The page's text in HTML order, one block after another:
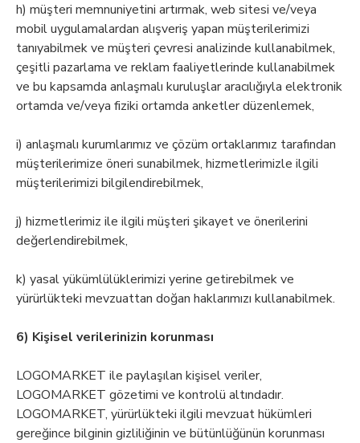
h) müşteri memnuniyetini artırmak, web sitesi ve/veya
mobil uygulamalardan alışveriş yapan müşterilerimizi
tanıyabilmek ve müşteri çevresi analizinde kullanabilmek,
çeşitli pazarlama ve reklam faaliyetlerinde kullanabilmek
ve bu kapsamda anlaşmalı kuruluşlar aracılığıyla elektronik
ortamda ve/veya fiziki ortamda anketler düzenlemek,
i) anlaşmalı kurumlarımız ve çözüm ortaklarımız tarafından
müşterilerimize öneri sunabilmek, hizmetlerimizle ilgili
müşterilerimizi bilgilendirebilmek,
j) hizmetlerimiz ile ilgili müşteri şikayet ve önerilerini
değerlendirebilmek,
k) yasal yükümlülüklerimizi yerine getirebilmek ve
yürürlükteki mevzuattan doğan haklarımızı kullanabilmek.
6) Kişisel verilerinizin korunması
LOGOMARKET ile paylaşılan kişisel veriler,
LOGOMARKET gözetimi ve kontrolü altındadır.
LOGOMARKET, yürürlükteki ilgili mevzuat hükümleri
gereğince bilginin gizliliğinin ve bütünlüğünün korunması